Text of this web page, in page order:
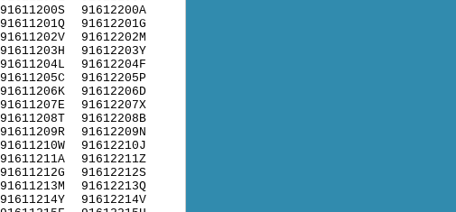
91611200S
91611201Q
91611202V
91611203H
91611204L
91611205C
91611206K
91611207E
91611208T
91611209R
91611210W
91611211A
91611212G
91611213M
91611214Y
91612200A
91612201G
91612202M
91612203Y
91612204F
91612205P
91612206D
91612207X
91612208B
91612209N
91612210J
91612211Z
91612212S
91612213Q
91612214V